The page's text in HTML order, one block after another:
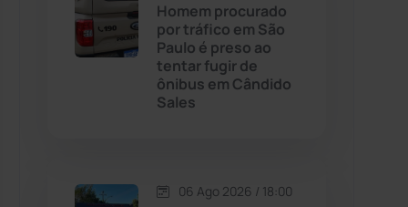
Caturama
Chapada Diamantina
Homem procurado
por tráfico em São
Paulo é preso ao
tentar fugir de
ônibus em Cândido
Sales
06 Ago 2026 / 18:00